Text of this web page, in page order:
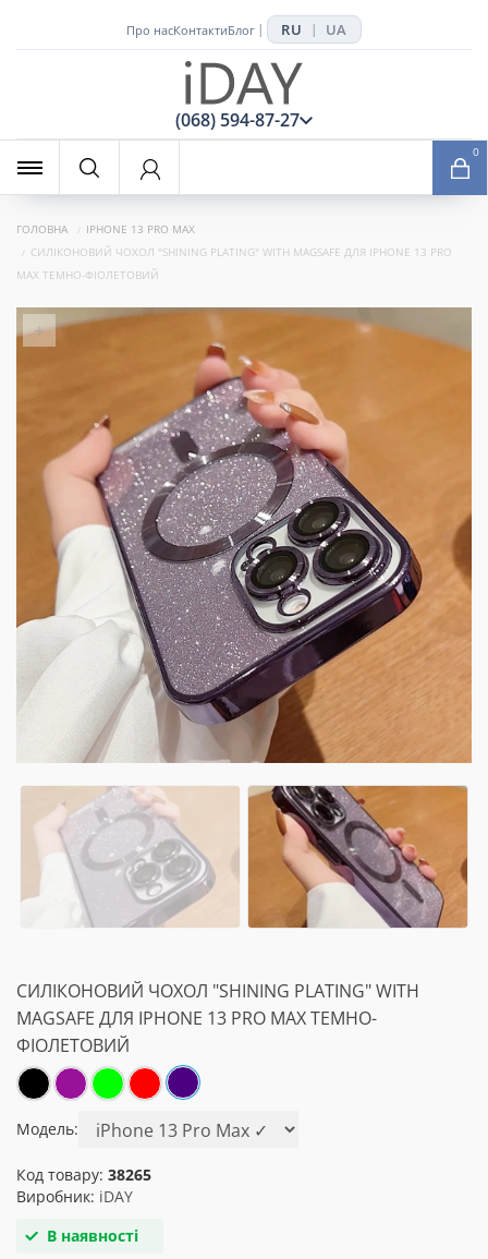
Про насКонтактиБлог | RU | UA
(068) 594-87-27
0
ГОЛОВНА
IPHONE 13 PRO MAX
СИЛІКОНОВИЙ ЧОХОЛ "SHINING PLATING" WITH MAGSAFE ДЛЯ IPHONE 13 PRO
MAX ТЕМНО-ФІОЛЕТОВИЙ
+
СИЛІКОНОВИЙ ЧОХОЛ "SHINING PLATING" WITH
MAGSAFE ДЛЯ IPHONE 13 PRO MAX ТЕМНО-
ФІОЛЕТОВИЙ
Модель:
Код товару: 38265
Виробник: iDAY
В наявності